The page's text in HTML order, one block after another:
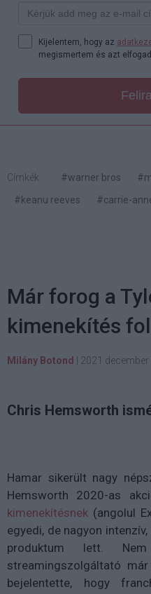
Kijelentem, hogy az
megismertem és azt
Címkék: #warner bros
#keanu reeves
#carrie-
Már forog a
kimenekítés
Milány Botond 2021 december
Chris Hemsworth
Hamar sikerült nagy
Hemsworth 2020-as
kimenekítésnek (angolul
egyedi, de nagyon
produktum lett.
streamingszolgáltató
bejelentette, hogy